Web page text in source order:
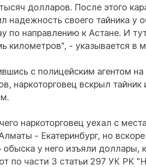
долларов. После этого
надежность своего тайника
по направлению к Астане. И
километров", - указывается в
с полицейским агентом
наркоторговец вскрыл
наркоторговец уехал с
- Екатеринбург, но
обыска у него изъяли доллары,
по части 3 статьи 297 УК РК